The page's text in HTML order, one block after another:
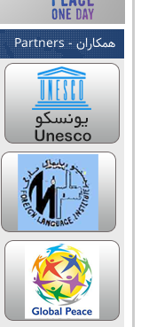
همکاران - Partners